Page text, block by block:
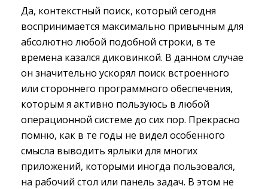
Да, контекстный поиск, который сегодня
воспринимается максимально привычным для
абсолютно любой подобной строки, в те
времена казался диковинкой. В данном случае
он значительно ускорял поиск встроенного
или стороннего программного обеспечения,
которым я активно пользуюсь в любой
операционной системе до сих пор. Прекрасно
помню, как в те годы не видел особенного
смысла выводить ярлыки для многих
приложений, которыми иногда пользовался,
на рабочий стол или панель задач. В этом не